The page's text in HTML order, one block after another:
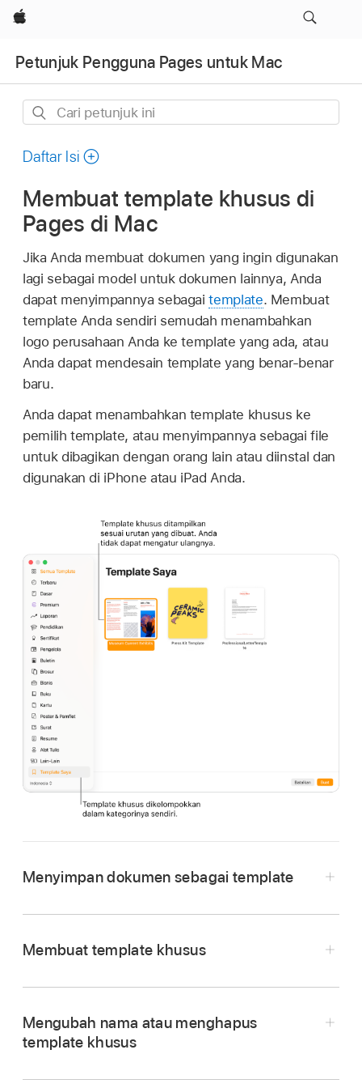
Apple
Petunjuk Pengguna Pages untuk Mac
Cari
ini
Daftar Isi
Membuat template khusus di
Pages di Mac
Jika Anda membuat dokumen yang ingin digunakan
lagi sebagai model untuk dokumen lainnya, Anda
dapat menyimpannya sebagaitemplate. Membuat
template Anda sendiri semudah menambahkan
logo perusahaan Anda ke template yang ada, atau
Anda dapat mendesain template yang benar-benar
baru.
Anda dapat menambahkan template khusus ke
pemilih template, atau menyimpannya sebagai file
untuk dibagikan dengan orang lain atau diinstal dan
digunakan di iPhone atau iPad Anda.
Menyimpan dokumen sebagai template
Klik pilihan:
nama template, lalu tekan Return. Template
Anda akan muncul pada kategori Template
Membuat template khusus
Mengubah nama atau menghapus
template khusus